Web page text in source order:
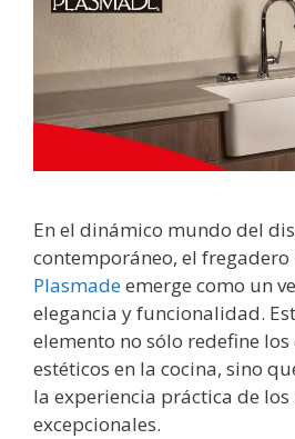
En el dinámico mundo del
contemporáneo, el
Plasmadeemerge como un
elegancia y funcionalidad.
elemento no sólo redefine los
estéticos en la cocina, sino
la experiencia práctica de
excepcionales.